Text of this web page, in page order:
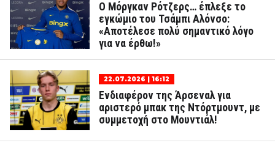
Ο Μόργκαν Ρότζερς… έπλεξε το
εγκώμιο του Τσάμπι Αλόνσο:
«Αποτέλεσε πολύ σημαντικό λόγο
για να έρθω!»
22.07.2026 | 16:12
Ενδιαφέρον της Άρσεναλ για
αριστερό μπακ της Ντόρτμουντ, με
συμμετοχή στο Μουντιάλ!